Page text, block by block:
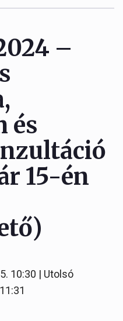
–
és
15-én
10:30 | Utolsó